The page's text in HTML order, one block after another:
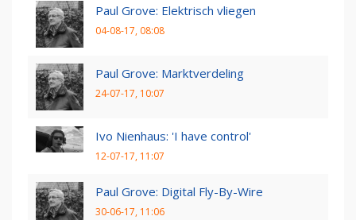
Paul Grove: Elektrisch vliegen
04-08-17, 08:08
Paul Grove: Marktverdeling
24-07-17, 10:07
Ivo Nienhaus: 'I have control'
12-07-17, 11:07
Paul Grove: Digital Fly-By-Wire
30-06-17, 11:06